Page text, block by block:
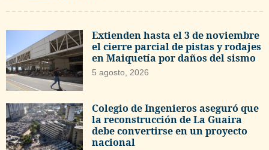
Extienden hasta el 3 de noviembre
el cierre parcial de pistas y rodajes
en Maiquetía por daños del sismo
5 agosto, 2026
Colegio de Ingenieros aseguró que
la reconstrucción de La Guaira
debe convertirse en un proyecto
nacional